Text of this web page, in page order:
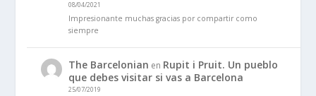
08/04/2021
Impresionante muchas gracias por compartir como
siempre
The Barcelonian en Rupit i Pruit. Un pueblo
que debes visitar si vas a Barcelona
25/07/2019